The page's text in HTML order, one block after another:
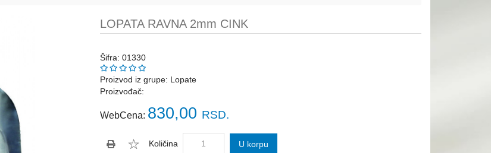
LOPATA RAVNA 2mm CINK
Šifra: 01330
Proizvod iz grupe: Lopate
Proizvođač:
WebCena: 830,00 RSD.
Količina U korpu